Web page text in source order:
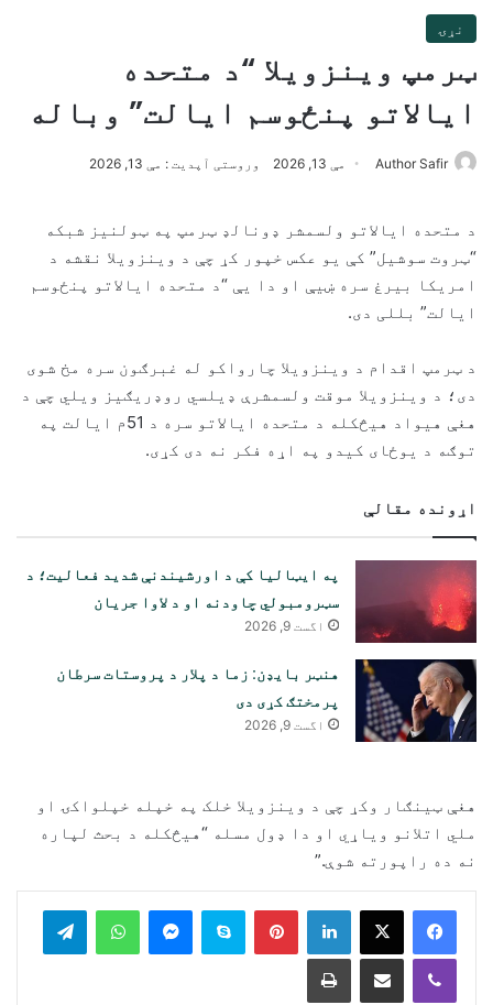
نړۍ
ټرمپ وینزویلا “د متحده
ایالاتو پنځوسم ایالت” وباله
Author Safir مې 13, 2026 وروستی آپدیت : مې 13, 2026
د متحده ایالاتو ولسمشر ډونالډ ټرمپ په ټولنیز شبکه
“ټروت سوشیل” کې یو عکس خپور کړ چې د وینزویلا نقشه د
امریکا بیرغ سره ښیې او دا یې “د متحده ایالاتو پنځوسم
ایالت” بللی دی.
د ټرمپ اقدام د وینزویلا چارواکو له غبرګون سره مخ شوی
دی؛ د وینزویلا موقت ولسمشرې ډیلسي روډریګیز ویلي چې د
هغې هیواد هیڅکله د متحده ایالاتو سره د 51م ایالت په
توګه د یوځای کیدو په اړه فکر نه دی کړی.
اړونده مقالې
په ایټالیا کې د اورشیندنې شدید فعالیت؛ د
سټرومبولي چاودنه او د لاوا جریان
اگست 9, 2026
هنټر بایډن: زما د پلار د پروستات سرطان
پرمختګ کړی دی
اگست 9, 2026
هغې ټینګار وکړ چې د وینزویلا خلک په خپله خپلواکۍ او
ملي اتلانو ویاړي او دا ډول مسله “هیڅکله د بحث لپاره
نه ده راپورته شوې.”
LinkedIn
Pinterest
Skype
Messenger
WhatsApp
Viber
Share via Email
Print